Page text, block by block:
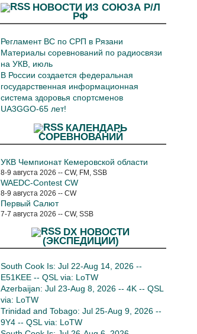
НОВОСТИ ИЗ СОЮЗА Р/Л
РФ
Регламент ВС по СРП в Рязани
Материалы соревнований по радиосвязи
на УКВ, июль
В России создается федеральная
государственная информационная
система здоровья спортсменов
UA3GGO-65 лет!
КАЛЕНДАРЬ
СОРЕВНОВАНИЙ
УКВ Чемпионат Кемеровской области
8-9 августа 2026 -- CW, FM, SSB
WAEDC-Contest CW
8-9 августа 2026 -- CW
Первый Салют
7-7 августа 2026 -- CW, SSB
DX НОВОСТИ
(ЭКСПЕДИЦИИ)
South Cook Is: Jul 22-Aug 14, 2026 --
E51KEE -- QSL via: LoTW
Azerbaijan: Jul 23-Aug 8, 2026 -- 4K -- QSL
via: LoTW
Trinidad and Tobago: Jul 25-Aug 9, 2026 --
9Y4 -- QSL via: LoTW